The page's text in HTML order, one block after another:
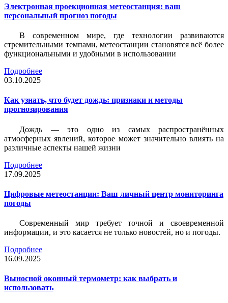
Электронная проекционная метеостанция: ваш
персональный прогноз погоды
В современном мире, где технологии развиваются
стремительными темпами, метеостанции становятся всё более
функциональными и удобными в использовании
Подробнее
03.10.2025
Как узнать, что будет дождь: признаки и методы
прогнозирования
Дождь — это одно из самых распространённых
атмосферных явлений, которое может значительно влиять на
различные аспекты нашей жизни
Подробнее
17.09.2025
Цифровые метеостанции: Ваш личный центр мониторинга
погоды
Современный мир требует точной и своевременной
информации, и это касается не только новостей, но и погоды.
Подробнее
16.09.2025
Выносной оконный термометр: как выбрать и
использовать